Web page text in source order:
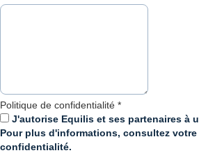
Politique de confidentialité *
J'autorise Equilis et ses partenaires à
Pour plus d'informations, consultez
confidentialité.